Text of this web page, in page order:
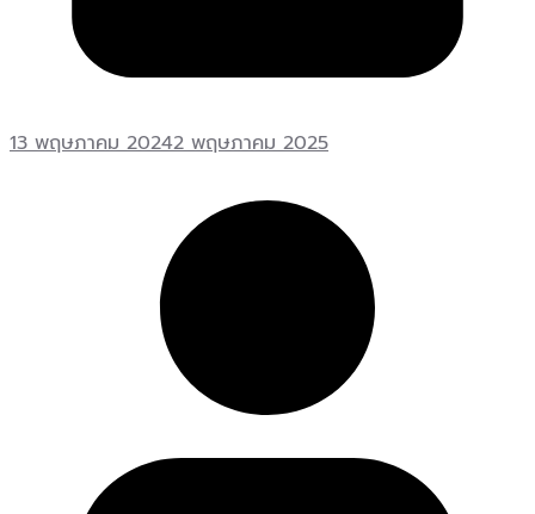
13 พฤษภาคม 20242 พฤษภาคม 2025